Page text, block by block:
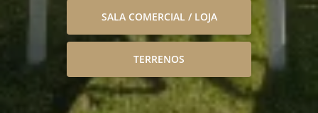
SALA COMERCIAL / LOJA
TERRENOS